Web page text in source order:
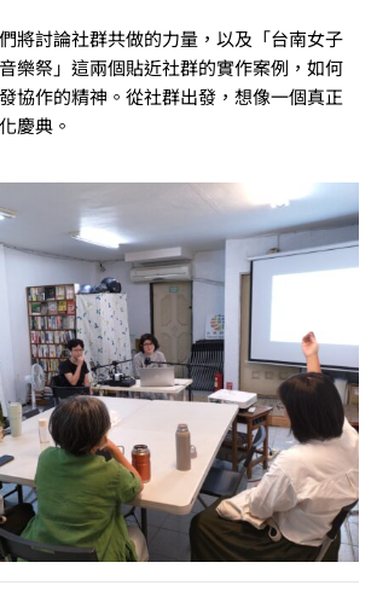
將討論社群共做的力量，以及「台南女子
樂祭」這兩個貼近社群的實作案例，如何
協作的精神。從社群出發，想像一個真正
慶典。